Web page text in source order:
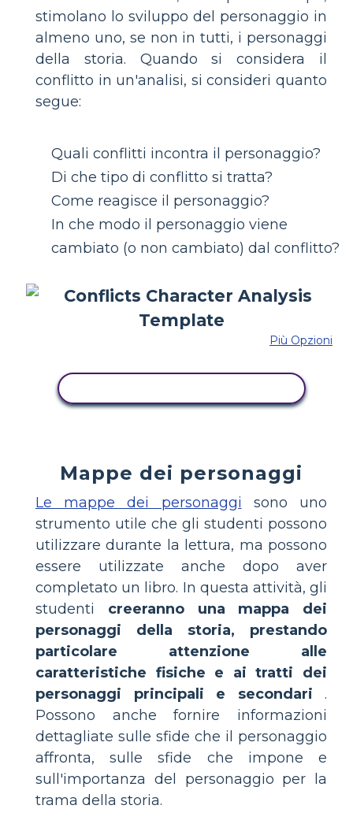
stimolano lo sviluppo del personaggio in
almeno uno, se non in tutti, i personaggi
della storia. Quando si considera il
conflitto in un'analisi, si consideri quanto
segue:
Quali conflitti incontra il personaggio?
Di che tipo di conflitto si tratta?
Come reagisce il personaggio?
In che modo il personaggio viene
cambiato (o non cambiato) dal conflitto?
Più Opzioni
Mappe dei personaggi
Le mappe dei personaggi sono uno
strumento utile che gli studenti possono
utilizzare durante la lettura, ma possono
essere utilizzate anche dopo aver
completato un libro. In questa attività, gli
studenti creeranno una mappa dei
personaggi della storia, prestando
particolare attenzione alle
caratteristiche fisiche e ai tratti dei
personaggi principali e secondari .
Possono anche fornire informazioni
dettagliate sulle sfide che il personaggio
affronta, sulle sfide che impone e
sull'importanza del personaggio per la
trama della storia.